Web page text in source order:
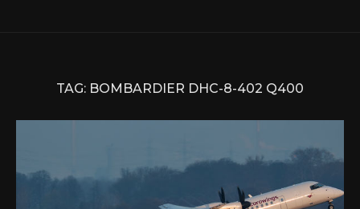
TAG: BOMBARDIER DHC-8-402 Q400